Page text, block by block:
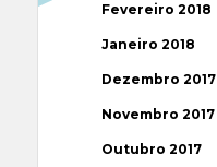
Fevereiro 2018
Janeiro 2018
Dezembro 2017
Novembro 2017
Outubro 2017